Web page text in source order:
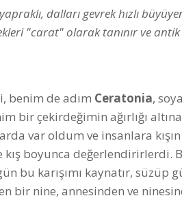
dalları gevrek hızlı
"carat" olarak tanınır ve
benim de adım Ceratonia,
bir çekirdeğimin ağırlığı
var oldum ve insanlara
boyunca değerlendirirlerdi.
bu karışımı kaynatır, süzüp
bir nine, annesinden ve